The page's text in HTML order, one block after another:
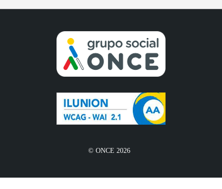
© ONCE 2026